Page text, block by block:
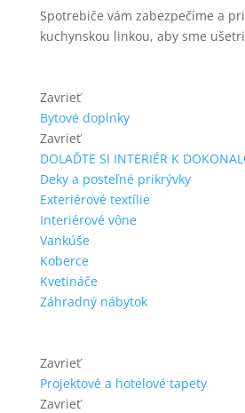
Spotrebiče vám zabezpečíme a
kuchynskou linkou, aby sme
Zavrieť
Bytové doplnky
Zavrieť
DOLAĎTE SI INTERIÉR K
Deky a posteľné prikrývky
Exteriérové textílie
Interiérové vône
Vankúše
Koberce
Kvetináče
Záhradný nábytok
Zavrieť
Projektové a hotelové tapety
Zavrieť